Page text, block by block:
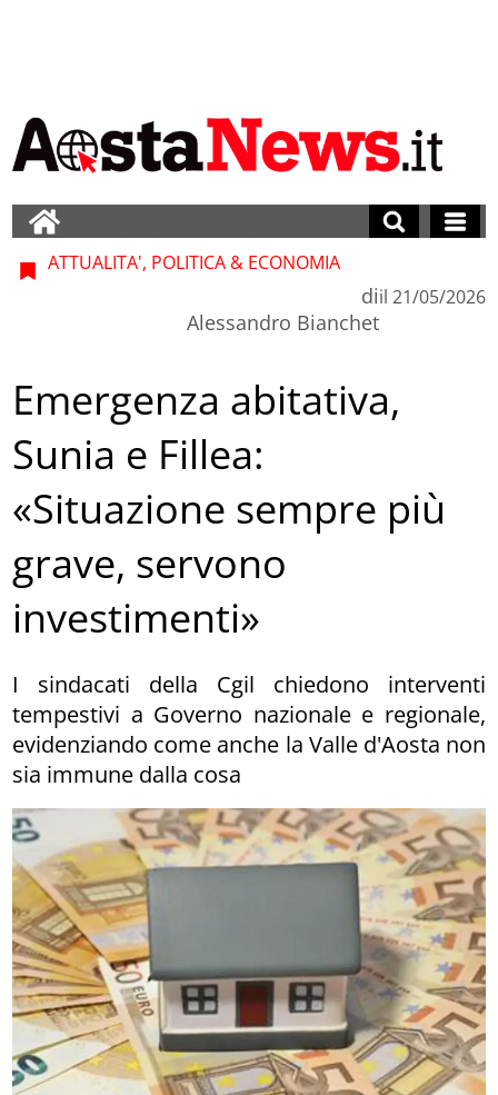
ATTUALITA', POLITICA & ECONOMIA
di
Alessandro Bianchet
il 21/05/2026
Emergenza abitativa,
Sunia e Fillea:
«Situazione sempre più
grave, servono
investimenti»
I sindacati della Cgil chiedono interventi
tempestivi a Governo nazionale e regionale,
evidenziando come anche la Valle d'Aosta non
sia immune dalla cosa